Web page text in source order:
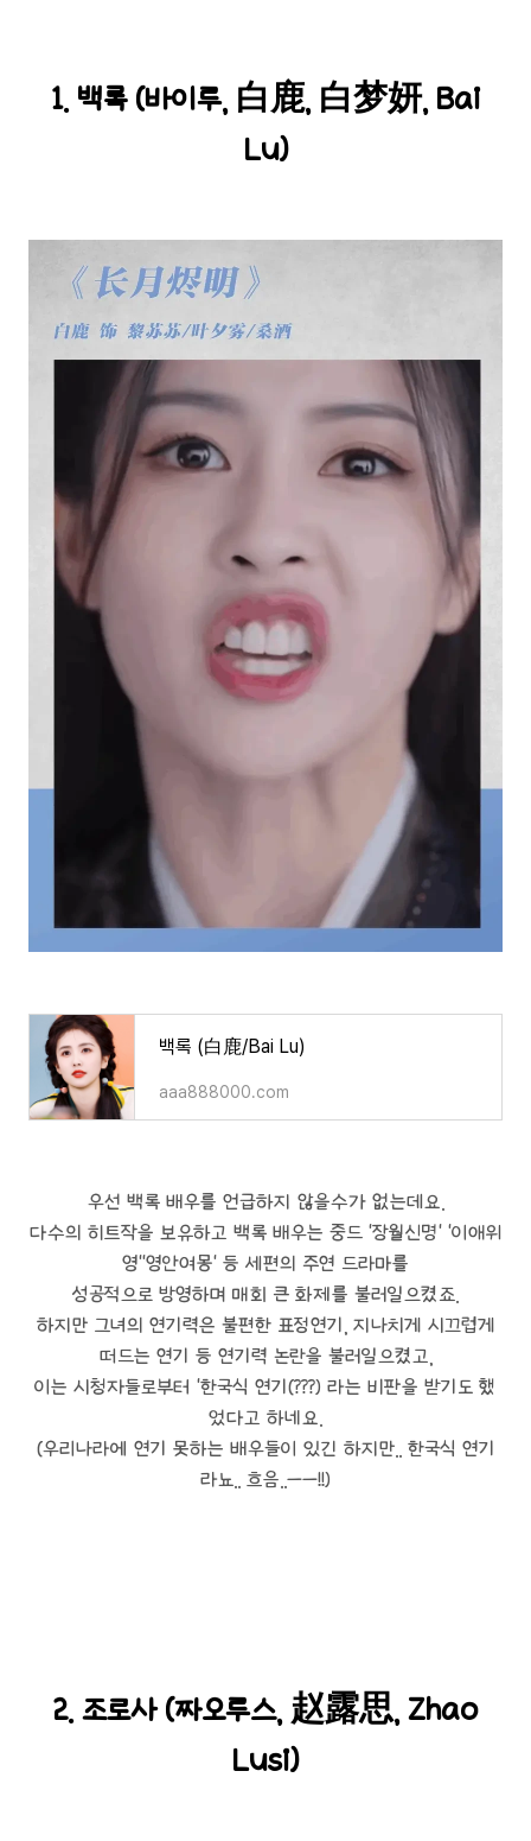
1. 백록 (바이루, 白鹿, 白梦妍, Bai
Lu)
백록 (白鹿/Bai Lu)
aaa888000.com
우선 백록 배우를 언급하지 않을수가 없는데요.
다수의 히트작을 보유하고 백록 배우는 중드 '장월신명' '이애위
영''영안여몽' 등 세편의 주연 드라마를
성공적으로 방영하며 매회 큰 화제를 불러일으켰죠.
하지만 그녀의 연기력은 불편한 표정연기, 지나치게 시끄럽게
떠드는 연기 등 연기력 논란을 불러일으켰고,
이는 시청자들로부터 '한국식 연기(???) 라는 비판을 받기도 했
었다고 하네요.
(우리나라에 연기 못하는 배우들이 있긴 하지만.. 한국식 연기
라뇨.. 흐음..ㅡㅡ!!)
2. 조로사 (짜오루스, 赵露思, Zhao
Lusi)